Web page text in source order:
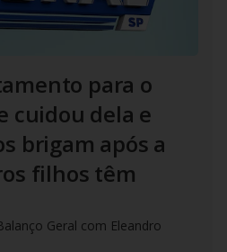
para o
cuidou dela e
brigam após a
filhos têm
Geral com Eleandro